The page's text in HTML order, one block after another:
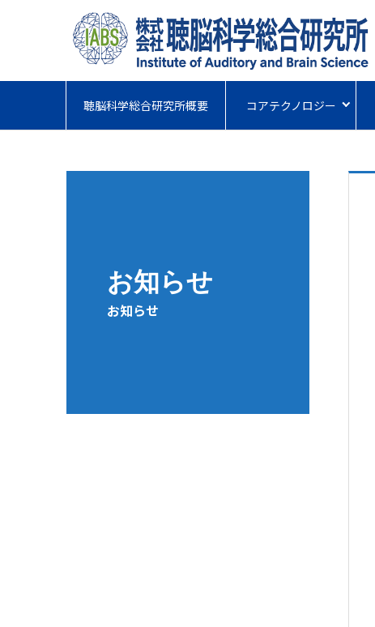
聴脳科学総合研究所概要 コアテクノロジー
お知らせ
お知らせ